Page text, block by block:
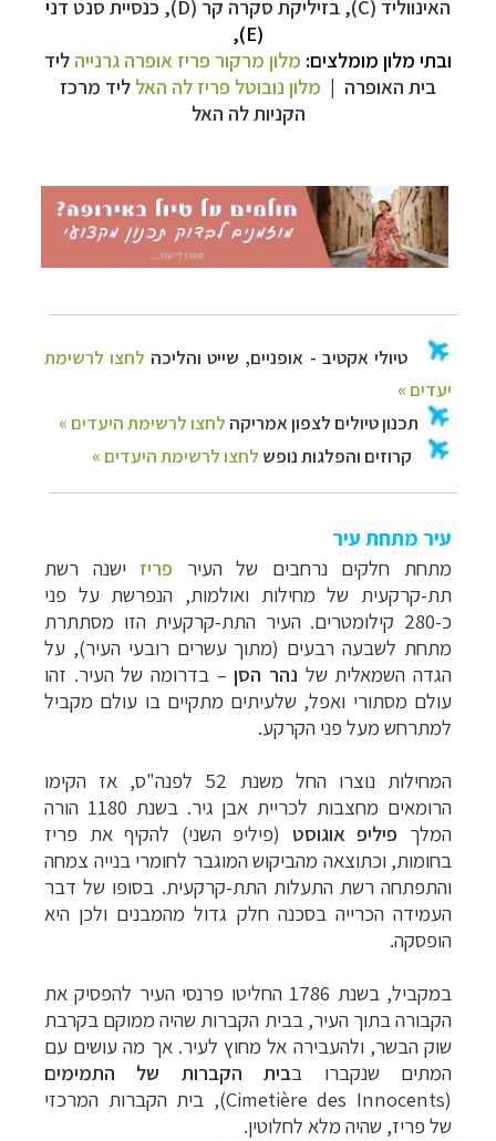
האינווליד (C), בזיליקת סקרה קר (D), כנסיית סנט דנ
י
(E),
ובתי מלון מומלצים: מלון מרקור פריז אופרה גרנייה ליד
בית האופרה | מלון נובוטל פריז לה האל ליד מרכז
הקניות לה האל
טיולי אקטיב - אופניים, שייט והליכה
יעדים »
תכנוןטיולים לצפון אמריקהלחצו לרשימת היעדים »
קרוזים והפלגות נופשלחצו לרשימת היעדים »
עיר מתחת עיר
מתחת חלקים נרחבים של העיר פריז ישנה רשת
תת-קרקעית של מחילות ואולמות, הנפרשת על פני
כ-280 קילומטרים. העיר התת-קרקעית הזו מסתתרת
מתחת לשבעה רבעים (מתוך עשרים רובעי העיר), על
הגדה השמאלית של נהר הסן– בדרומה של העיר. זהו
עולם מסתורי ואפל, שלעיתים מתקיים בו עולם מקביל
למתרחש מעל פני הקרקע.
המחילות נוצרו החל משנת 52 לפנה"ס, אז הקימו
הרומאים מחצבות לכריית אבן גיר. בשנת 1180 הורה
המלך פיליפ אוגוסט (פיליפ השני) להקיף את פריז
בחומות, וכתוצאה מהביקוש המוגבר לחומרי בנייה צמחה
והתפתחה רשת התעלות התת-קרקעית. בסופו של דבר
העמידה הכרייה בסכנה חלק גדול מהמבנים ולכן היא
הופסקה.
במקביל, בשנת 1786 החליטו פרנסי העיר להפסיק את
הקבורה בתוך העיר, בבית הקברות שהיה ממוקם בקרבת
שוק הבשר, ולהעבירה אל מחוץ לעיר. אך מה עושים עם
המתים שנקברו בבית הקברות של התמימים
(
Cimetière des Innocents), בית הקברות המרכזי
של פריז, שהיה מלא לחלוטין.